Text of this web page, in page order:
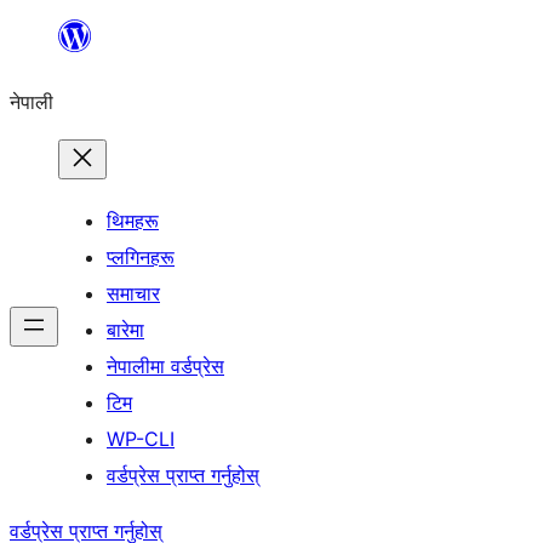
सामग्रीमा
नेपाली
थिमहरू
प्लगिनहरू
समाचार
बारेमा
नेपालीमा वर्डप्रेस
टिम
WP-CLI
वर्डप्रेस प्राप्त गर्नुहोस्
वर्डप्रेस प्राप्त गर्नुहोस्